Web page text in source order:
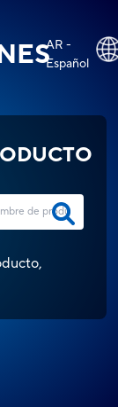
AR -
Español